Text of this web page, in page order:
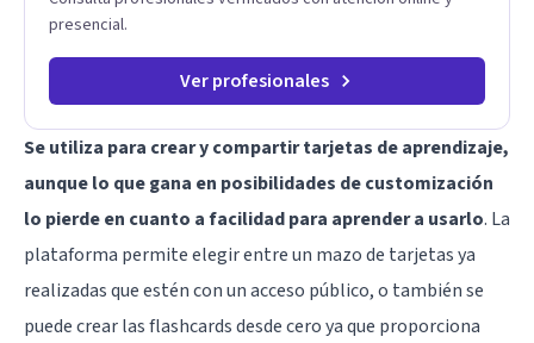
presencial.
Ver profesionales
Se utiliza para crear y compartir tarjetas de aprendizaje,
aunque lo que gana en posibilidades de customización
lo pierde en cuanto a facilidad para aprender a usarlo. La
plataforma permite elegir entre un mazo de tarjetas ya
realizadas que estén con un acceso público, o también se
puede crear las flashcards desde cero ya que proporciona